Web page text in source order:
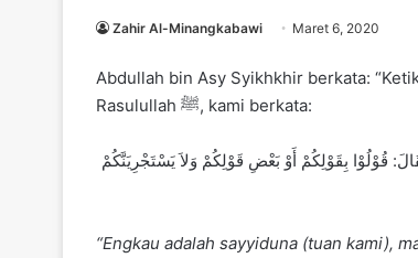
Zahir Al-Minangkabawi Maret 6, 2020
Abdullah bin Asy Syikhkhir berkata:
Rasulullah ﷺ, kami berkata:
قُوْلُوْا بِقَوْلِكُمْ أَوْ بَعْضِ قَوْلِكُمْ وَلاَ يَسْتَجْرِيَنَّكُمْ
“Engkau adalah sayyiduna (tuan kami),